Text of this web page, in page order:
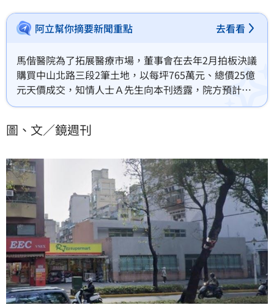
阿立幫你摘要新聞重點 去看看
馬偕醫院為了拓展醫療市場，董事會在去年2月拍板決議
購買中山北路三段2筆土地，以每坪765萬元、總價25億
元天價成交，知情人士Ａ先生向本刊透露，院方預計將
部分自費單位遷到新址，不過，有不動產公司鑑價該地
院砸大錢成了冤大頭，恐怕還有帶頭炒地皮的疑慮，議
圖、文／鏡週刊